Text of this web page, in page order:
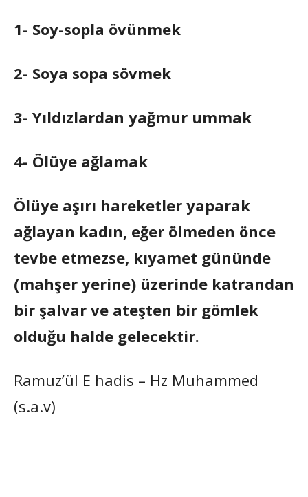
1- Soy-sopla övünmek
2- Soya sopa sövmek
3- Yıldızlardan yağmur ummak
4- Ölüye ağlamak
Ölüye aşırı hareketler yaparak
ağlayan kadın, eğer ölmeden önce
tevbe etmezse, kıyamet gününde
(mahşer yerine) üzerinde katrandan
bir şalvar ve ateşten bir gömlek
olduğu halde gelecektir.
Ramuz’ül E hadis – Hz Muhammed
(s.a.v)